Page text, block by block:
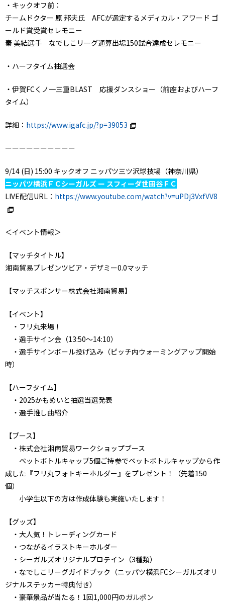
・キックオフ前：
チームドクター 原 邦夫氏 AFCが選定するメディカル・アワード ゴ
ールド賞受賞セレモニー
秦 美結選手 なでしこリーグ通算出場150試合達成セレモニー
・ハーフタイム抽選会
・伊賀FCくノ一三重BLAST 応援ダンスショー（前座およびハーフ
タイム）
詳細： https://www.igafc.jp/?p=39053
ーーーーーーーーーー
9/14 (日) 15:00 キックオフ ニッパツ三ツ沢球技場（神奈川県）
ニッパツ横浜ＦＣシーガルズ ー スフィーダ世田谷ＦＣ
LIVE配信URL： https://www.youtube.com/watch?v=uPDj3VxfVV8
＜イベント情報＞
【マッチタイトル】
湘南貿易プレゼンツビア・デザミー0.0マッチ
【マッチスポンサー株式会社湘南貿易】
【イベント】
・フリ丸来場！
・選手サイン会（13:50～14:10）
・選手サインボール投げ込み（ピッチ内ウォーミングアップ開始
時）
【ハーフタイム】
・2025かもめいと抽選当選発表
・選手推し曲紹介
【ブース】
・株式会社湘南貿易ワークショップブース
ペットボトルキャップ5個ご持参でペットボトルキャップから作
成した『フリ丸フォトキーホルダー』をプレゼント！（先着150
個）
小学生以下の方は作成体験も実施いたします！
【グッズ】
・大人気！トレーディングカード
・つながるイラストキーホルダー
・シーガルズオリジナルプロテイン（3種類）
・なでしこリーグガイドブック（ニッパツ横浜FCシーガルズオリ
ジナルステッカー特典付き）
・豪華景品が当たる！1回1,000円のガルポン